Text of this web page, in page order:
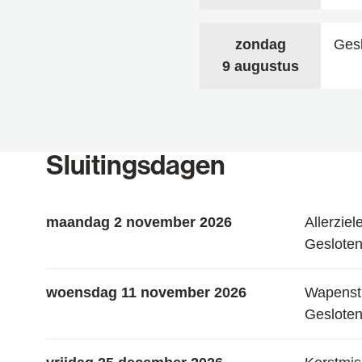
zondag
9 augustus
2026
Sluitingsdagen
maandag 2 november 2026
Gesloten
woensdag 11 november 2026
Gesloten